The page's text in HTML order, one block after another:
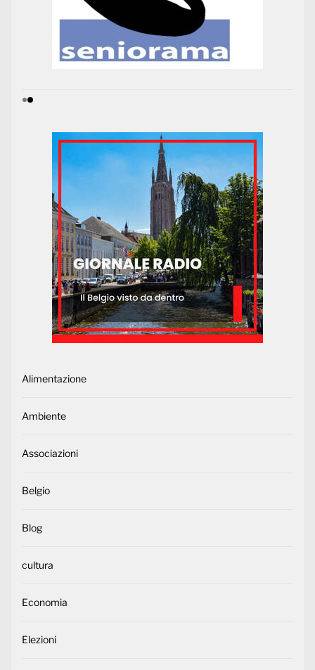
Alimentazione
Ambiente
Associazioni
Belgio
Blog
cultura
Economia
Elezioni